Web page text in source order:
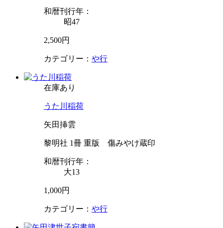
和暦刊行年：
昭47
2,500円
カテゴリー： や行
在庫あり
うた川稲荷
矢田挿雲
黎明社 1冊 重版 傷みやけ蔵印
和暦刊行年：
大13
1,000円
カテゴリー： や行